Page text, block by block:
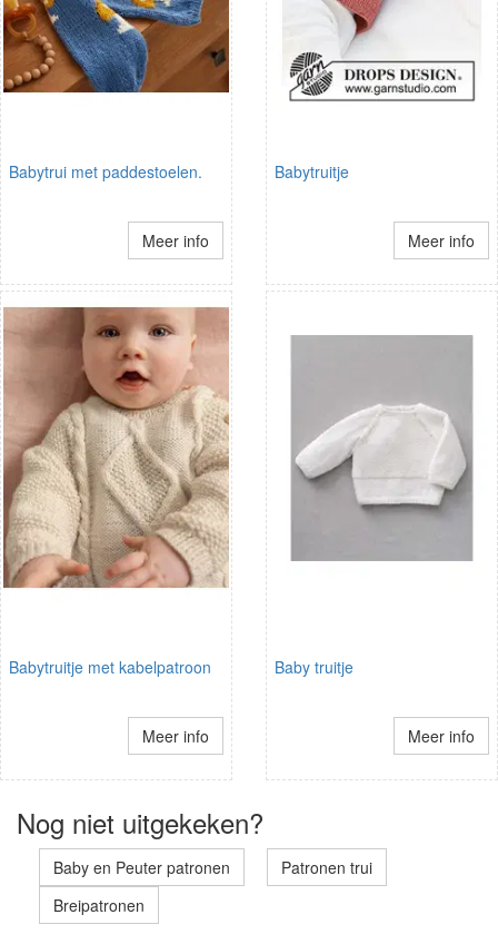
Babytrui met paddestoelen.
Meer info
Babytruitje
Meer info
Babytruitje met kabelpatroon
Meer info
Baby truitje
Meer info
Nog niet uitgekeken?
Baby en Peuter patronen
Patronen trui
Breipatronen